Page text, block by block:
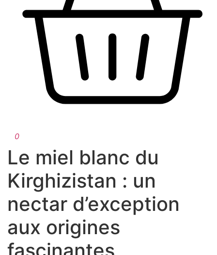
0
Le miel blanc du
Kirghizistan : un
nectar d’exception
aux origines